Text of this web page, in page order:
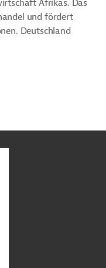
Afrikas. Das
und fördert
Deutschland